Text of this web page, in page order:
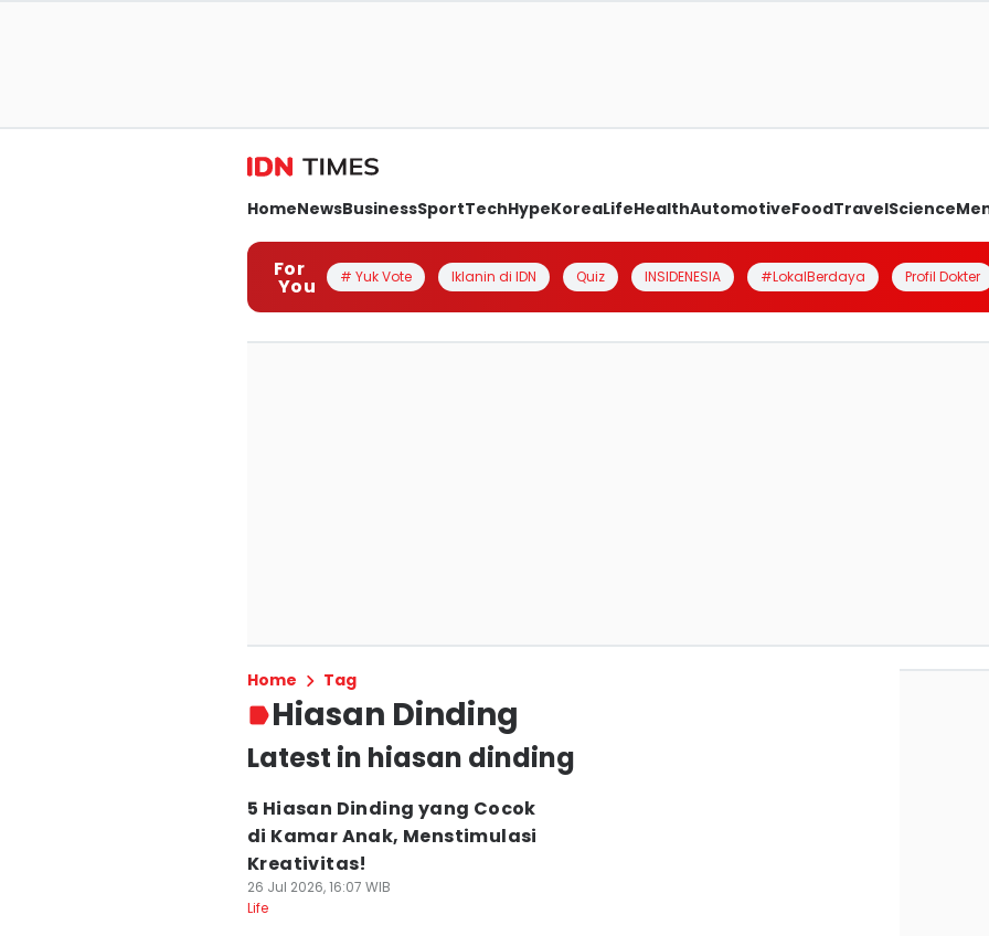
HomeNewsBusinessSportTechHypeKoreaLifeHealthAutomotiveFoodTravelScience
For
You # Yuk Vote Iklanin di IDN Quiz INSIDENESIA #LokalBerdaya Profil Dokter
Home Tag
Hiasan Dinding
Latest in hiasan dinding
5 Hiasan Dinding yang Cocok
di Kamar Anak, Menstimulasi
Kreativitas!
26 Jul 2026, 16:07 WIB
Life